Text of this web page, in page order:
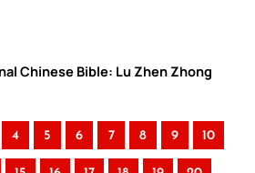
Chinese Bible: Lu Zhen Zhong
4 5 6 7 8 9 10